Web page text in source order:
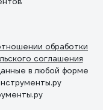
обработки
соглашения
в любой форме